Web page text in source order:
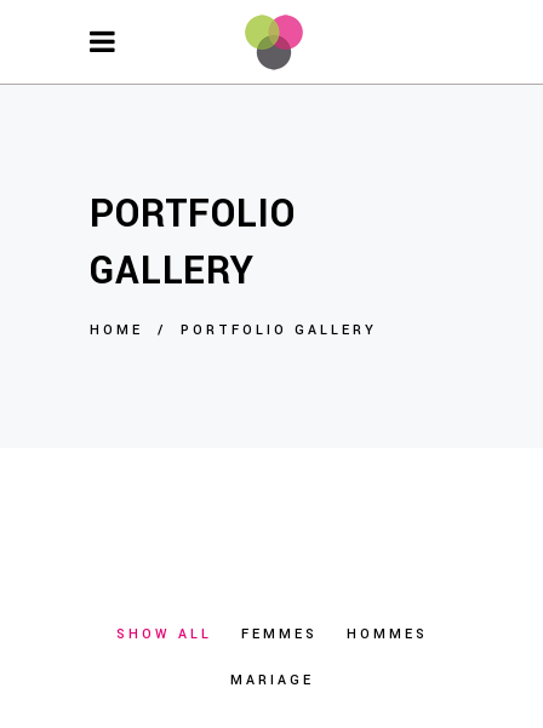
PORTFOLIO
GALLERY
HOME / PORTFOLIO GALLERY
SHOW ALL FEMMES HOMMES
MARIAGE